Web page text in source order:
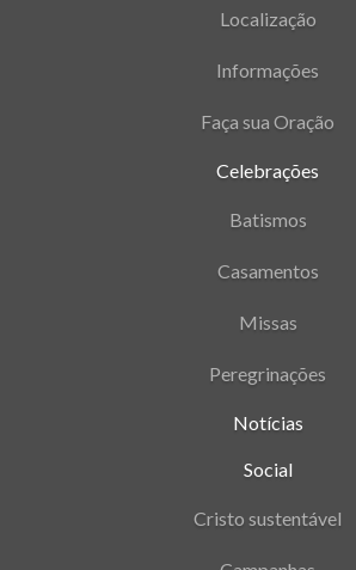
Localização
Informações
Faça sua Oração
Celebrações
Batismos
Casamentos
Missas
Peregrinações
Notícias
Social
Cristo sustentável